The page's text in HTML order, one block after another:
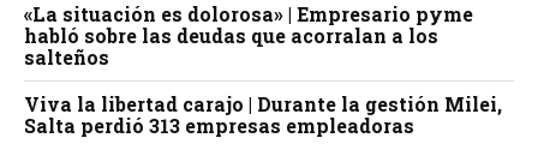
«La situación es dolorosa» | Empresario pyme
habló sobre las deudas que acorralan a los
salteños
Viva la libertad carajo | Durante la gestión Milei,
Salta perdió 313 empresas empleadoras